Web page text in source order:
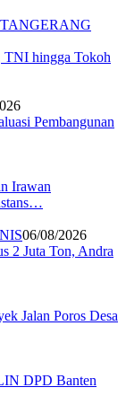
TANGERANG
TNI hingga Tokoh
Pembangunan
Irawan
06/08/2026
2 Juta Ton, Andra
Jalan Poros Desa
DPD Banten